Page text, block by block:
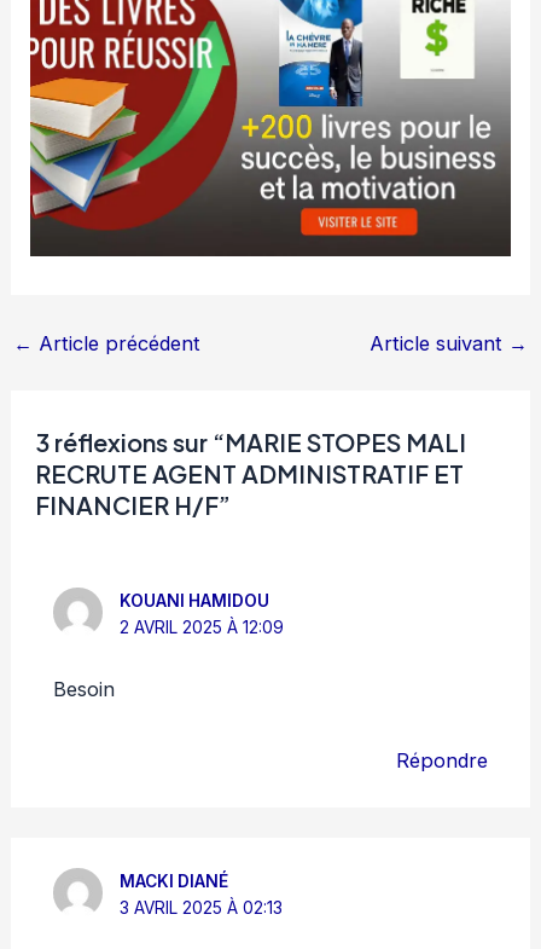
← Article précédent Article suivant →
3 réflexions sur “MARIE STOPES MALI
RECRUTE AGENT ADMINISTRATIF ET
FINANCIER H/F”
KOUANI HAMIDOU
2 AVRIL 2025 À 12:09
Besoin
Répondre
MACKI DIANÉ
3 AVRIL 2025 À 02:13